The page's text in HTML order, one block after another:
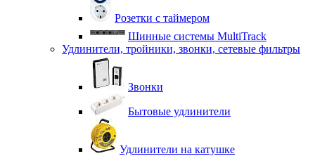
Розетки с таймером
Шинные системы MultiTrack
Удлинители, тройники, звонки, сетевые фильтры
Звонки
Бытовые удлинители
Удлинители на катушке